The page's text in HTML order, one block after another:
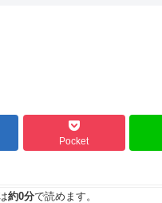
Pocket
約0分で読めます。